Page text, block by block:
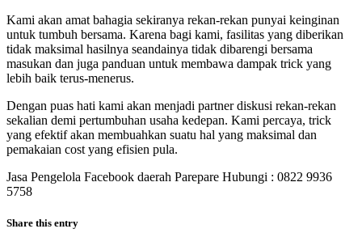
Kami akan amat bahagia sekiranya rekan-rekan punyai keinginan
untuk tumbuh bersama. Karena bagi kami, fasilitas yang diberikan
tidak maksimal hasilnya seandainya tidak dibarengi bersama
masukan dan juga panduan untuk membawa dampak trick yang
lebih baik terus-menerus.
Dengan puas hati kami akan menjadi partner diskusi rekan-rekan
sekalian demi pertumbuhan usaha kedepan. Kami percaya, trick
yang efektif akan membuahkan suatu hal yang maksimal dan
pemakaian cost yang efisien pula.
Jasa Pengelola Facebook daerah Parepare Hubungi : 0822 9936
5758
Share this entry